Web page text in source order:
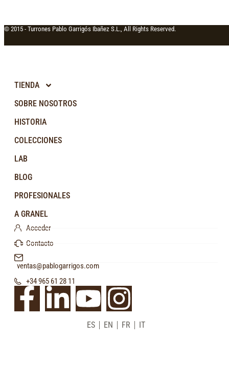
© 2015 - Turrones Pablo Garrigós Ibañez S.L., All Rights Reserved.
TIENDA
SOBRE NOSOTROS
HISTORIA
COLECCIONES
LAB
BLOG
PROFESIONALES
A GRANEL
Acceder
Contacto
ventas@pablogarrigos.com
+34 965 61 28 11
ES EN FR IT